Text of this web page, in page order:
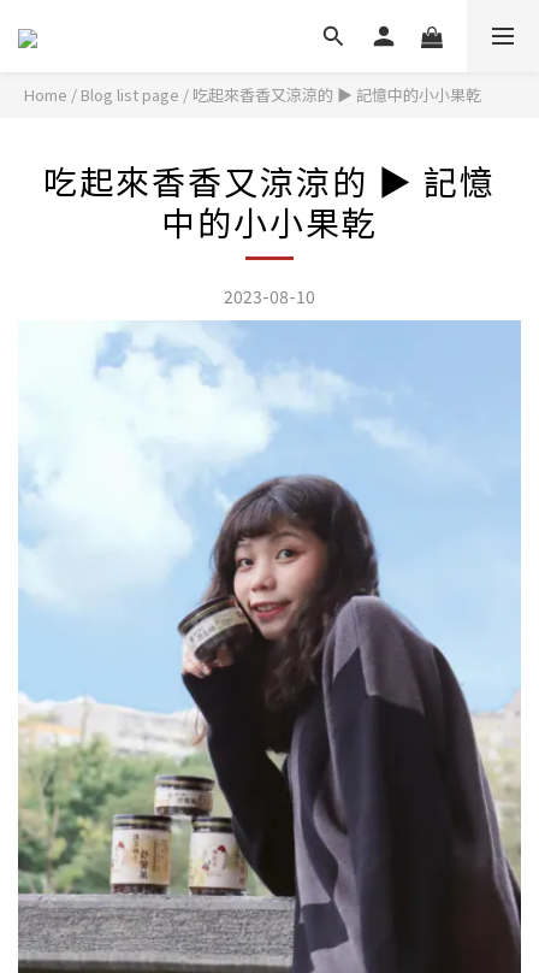
Home / Blog list page / 吃起來香香又涼涼的 ▶ 記憶中的小小果乾
吃起來香香又涼涼的 ▶ 記憶
中的小小果乾
2023-08-10